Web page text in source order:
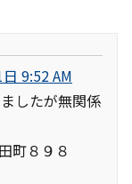
9:52 AM
したが無関係
町８９８